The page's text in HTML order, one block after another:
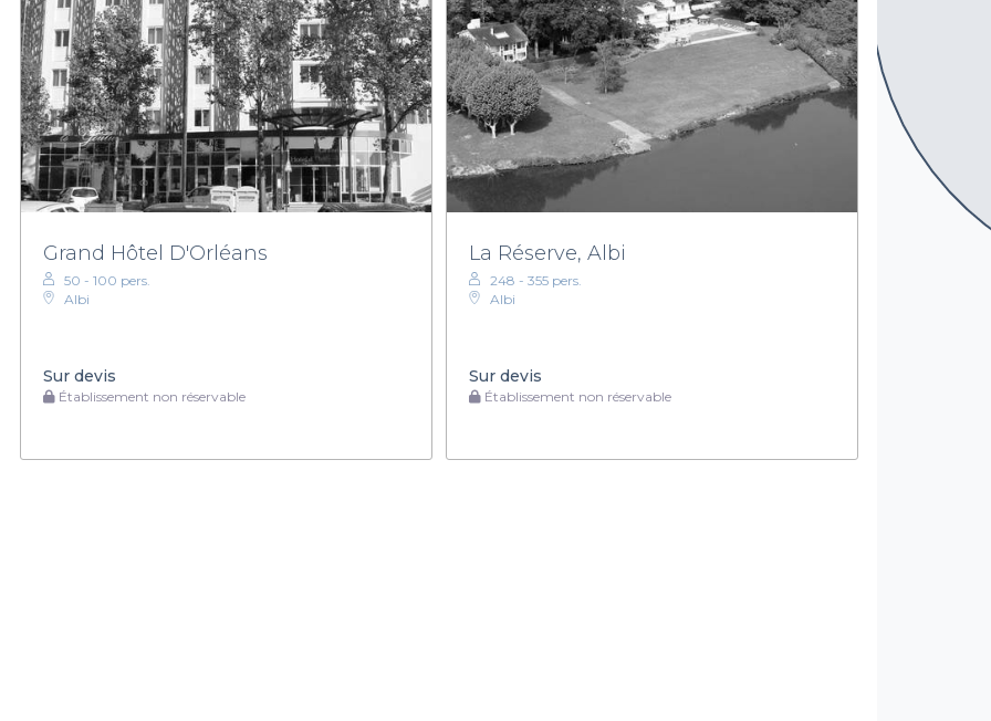
Grand Hôtel D'Orléans
50 - 100 pers.
Albi
Sur devis
Établissement non réservable
La Réserve, Albi
248 - 355 pers.
Albi
Sur devis
Établissement non réservable